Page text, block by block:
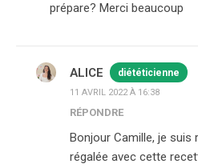
prépare? Merci beaucoup
ALICE diététicienne
11 AVRIL 2022 À 16:38
RÉPONDRE
Bonjour Camille, je
régalée avec cette